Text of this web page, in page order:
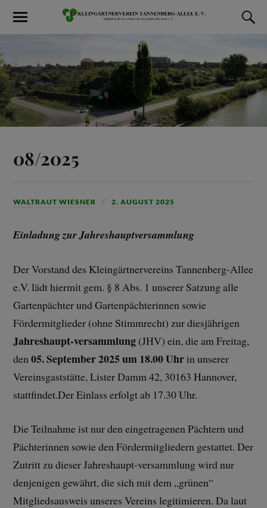
08/2025
WALTRAUT WIESNER 2. AUGUST 2025
Einladung zur Jahreshauptversammlung
Der Vorstand des Kleingärtnervereins Tannenberg-Allee
e.V. lädt hiermit gem. § 8 Abs. 1 unserer Satzung alle
Gartenpächter und Gartenpächterinnen sowie
Fördermitglieder (ohne Stimmrecht) zur diesjährigen
Jahreshaupt-versammlung (JHV) ein, die am Freitag,
den05. September 2025 um 18.00 Uhrin unserer
Vereinsgaststätte, Lister Damm 42, 30163 Hannover,
stattfindet.Der Einlass erfolgt ab 17.30 Uhr.
Die Teilnahme ist nur den eingetragenen Pächtern und
Pächterinnen sowie den Fördermitgliedern gestattet. Der
Zutritt zu dieser Jahreshaupt-versammlung wird nur
denjenigen gewährt, die sich mit dem „grünen“
Mitgliedsausweis unseres Vereins legitimieren. Da laut